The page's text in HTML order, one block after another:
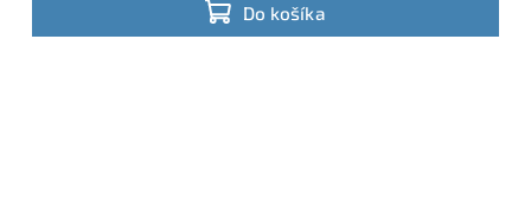
Do košíka